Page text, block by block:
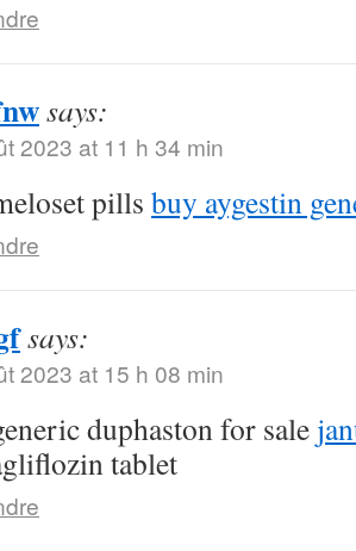
says:
2023 at 11 h 34 min
pills buy aygestin
says:
2023 at 15 h 08 min
duphaston for sale
tablet